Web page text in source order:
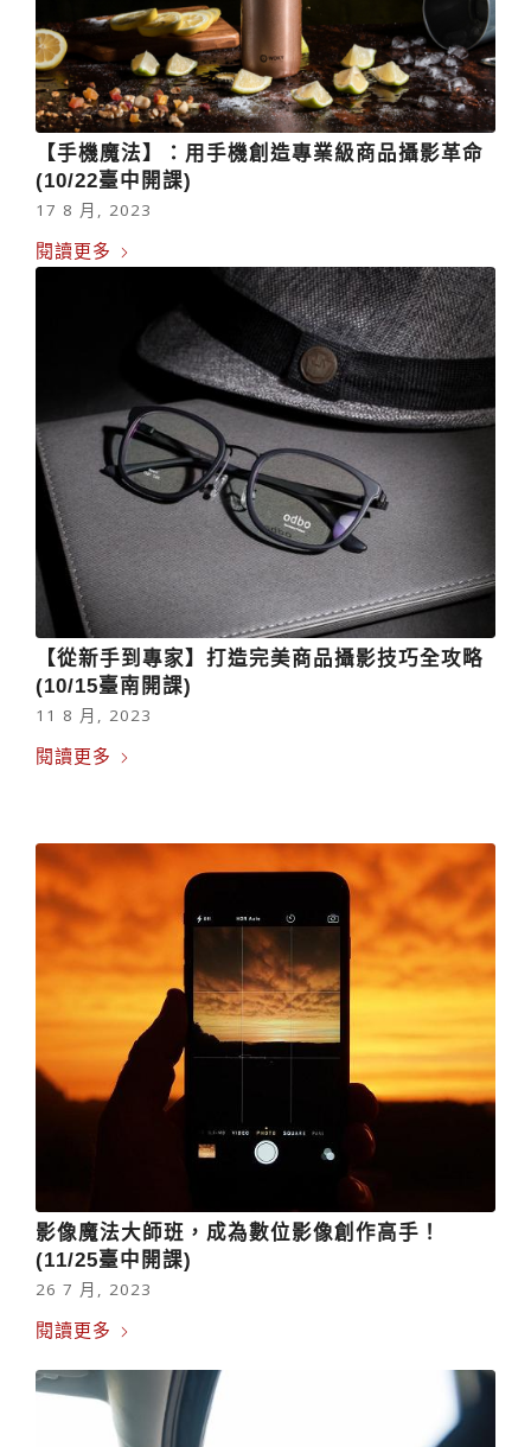
【手機魔法】：用手機創造專業級商品攝影革命
(10/22臺中開課)
17 8 月, 2023
閱讀更多
【從新手到專家】打造完美商品攝影技巧全攻略
(10/15臺南開課)
11 8 月, 2023
閱讀更多
影像魔法大師班，成為數位影像創作高手！
(11/25臺中開課)
26 7 月, 2023
閱讀更多